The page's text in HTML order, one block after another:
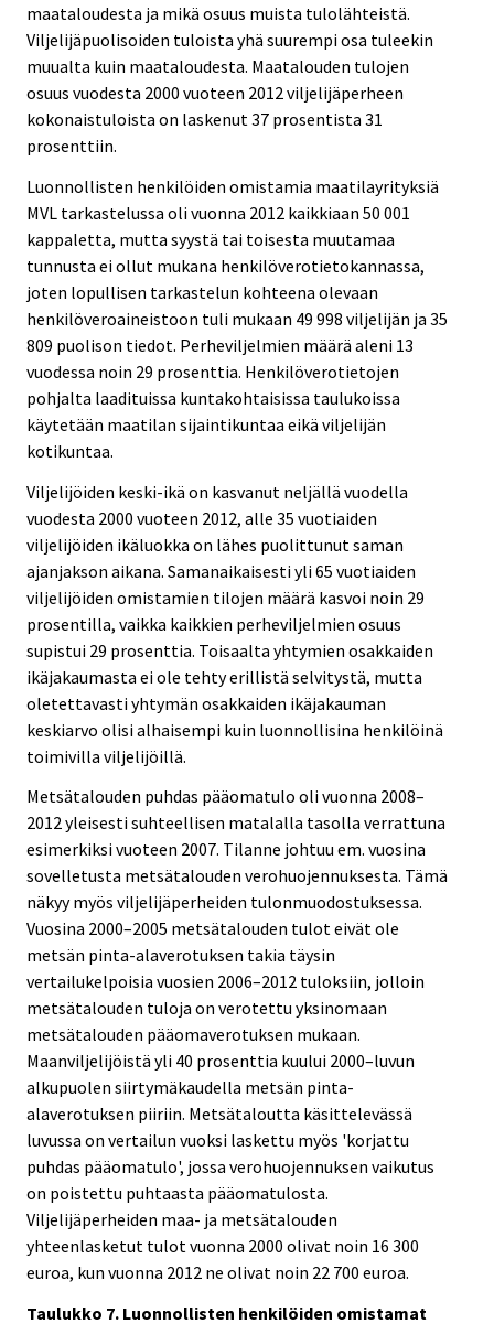
maataloudesta ja mikä osuus muista tulolähteistä.
Viljelijäpuolisoiden tuloista yhä suurempi osa tuleekin
muualta kuin maataloudesta. Maatalouden tulojen
osuus vuodesta 2000 vuoteen 2012 viljelijäperheen
kokonaistuloista on laskenut 37 prosentista 31
prosenttiin.
Luonnollisten henkilöiden omistamia maatilayrityksiä
MVL tarkastelussa oli vuonna 2012 kaikkiaan 50 001
kappaletta, mutta syystä tai toisesta muutamaa
tunnusta ei ollut mukana henkilöverotietokannassa,
joten lopullisen tarkastelun kohteena olevaan
henkilöveroaineistoon tuli mukaan 49 998 viljelijän ja 35
809 puolison tiedot. Perheviljelmien määrä aleni 13
vuodessa noin 29 prosenttia. Henkilöverotietojen
pohjalta laadituissa kuntakohtaisissa taulukoissa
käytetään maatilan sijaintikuntaa eikä viljelijän
kotikuntaa.
Viljelijöiden keski-ikä on kasvanut neljällä vuodella
vuodesta 2000 vuoteen 2012, alle 35 vuotiaiden
viljelijöiden ikäluokka on lähes puolittunut saman
ajanjakson aikana. Samanaikaisesti yli 65 vuotiaiden
viljelijöiden omistamien tilojen määrä kasvoi noin 29
prosentilla, vaikka kaikkien perheviljelmien osuus
supistui 29 prosenttia. Toisaalta yhtymien osakkaiden
ikäjakaumasta ei ole tehty erillistä selvitystä, mutta
oletettavasti yhtymän osakkaiden ikäjakauman
keskiarvo olisi alhaisempi kuin luonnollisina henkilöinä
toimivilla viljelijöillä.
Metsätalouden puhdas pääomatulo oli vuonna 2008–
2012 yleisesti suhteellisen matalalla tasolla verrattuna
esimerkiksi vuoteen 2007. Tilanne johtuu em. vuosina
sovelletusta metsätalouden verohuojennuksesta. Tämä
näkyy myös viljelijäperheiden tulonmuodostuksessa.
Vuosina 2000–2005 metsätalouden tulot eivät ole
metsän pinta-alaverotuksen takia täysin
vertailukelpoisia vuosien 2006–2012 tuloksiin, jolloin
metsätalouden tuloja on verotettu yksinomaan
metsätalouden pääomaverotuksen mukaan.
Maanviljelijöistä yli 40 prosenttia kuului 2000–luvun
alkupuolen siirtymäkaudella metsän pinta-
alaverotuksen piiriin. Metsätaloutta käsittelevässä
luvussa on vertailun vuoksi laskettu myös 'korjattu
puhdas pääomatulo', jossa verohuojennuksen vaikutus
on poistettu puhtaasta pääomatulosta.
Viljelijäperheiden maa- ja metsätalouden
yhteenlasketut tulot vuonna 2000 olivat noin 16 300
euroa, kun vuonna 2012 ne olivat noin 22 700 euroa.
Taulukko 7. Luonnollisten henkilöiden omistamat